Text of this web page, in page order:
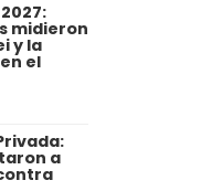
midieron
y la
el
a